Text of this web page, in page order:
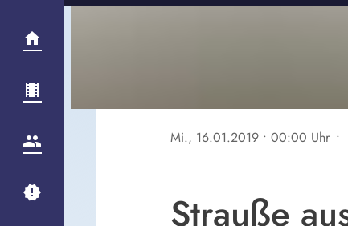
Mi., 16.01.2019 • 00:00 Uhr •
Strauße